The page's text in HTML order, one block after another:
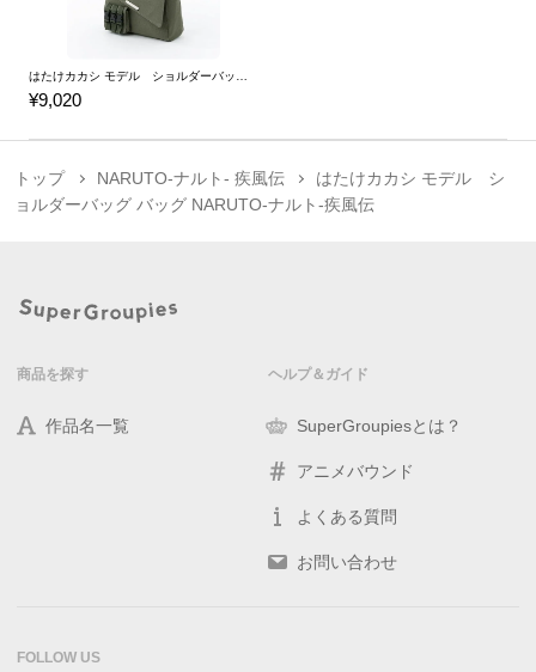
¥9,020
トップ NARUTO-ナルト- 疾風伝
はたけカカシ モデル シ
ョルダーバッグ バッグ NARUTO-ナルト-疾風伝
商品を探す
作品名一覧
ヘルプ＆ガイド
SuperGroupiesとは？
アニメバウンド
よくある質問
お問い合わせ
FOLLOW US